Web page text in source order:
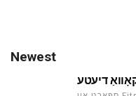
Newest
דיעטע